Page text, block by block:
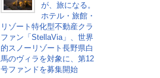
が、旅になる。
ホテル・旅館・
リゾート特化型不動産クラ
ファン「StellaVia」、世界
的スノーリゾート長野県白
馬のヴィラを対象に、第12
号ファンドを募集開始